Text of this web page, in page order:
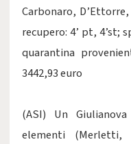
Carbonaro,
recupero: 4’ pt, 4’st;
quarantina
3442,93 euro
(ASI) Un
elementi (Merletti,